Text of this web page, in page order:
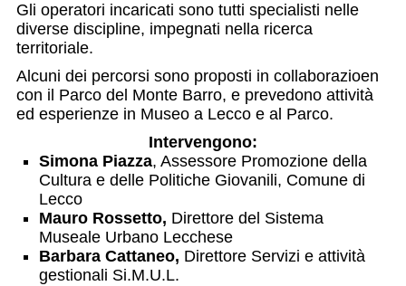
Gli operatori incaricati sono tutti specialisti nelle
diverse discipline, impegnati nella ricerca
territoriale.
Alcuni dei percorsi sono proposti in collaborazioen
con il Parco del Monte Barro, e prevedono attività
ed esperienze in Museo a Lecco e al Parco.
Intervengono:
Simona Piazza, Assessore Promozione della
Cultura e delle Politiche Giovanili, Comune di
Lecco
Mauro Rossetto, Direttore del Sistema
Museale Urbano Lecchese
Barbara Cattaneo, Direttore Servizi e attività
gestionali Si.M.U.L.